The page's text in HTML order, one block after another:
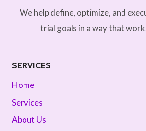
We help define, optimize, and
trial goals in a way that
SERVICES
Home
Services
About Us